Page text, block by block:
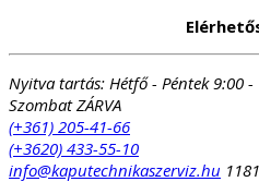
Nyitva tartás: Hétfő - Péntek 9:00 -
Szombat ZÁRVA
(+361) 205-41-66
(+3620) 433-55-10
info@kaputechnikaszerviz.hu